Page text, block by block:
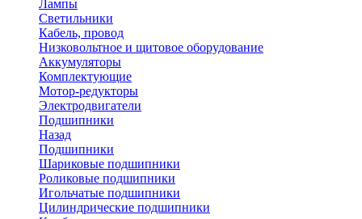
Лампы
Светильники
Кабель, провод
Низковольтное и щитовое оборудование
Аккумуляторы
Комплектующие
Мотор-редукторы
Электродвигатели
Подшипники
Назад
Подшипники
Шариковые подшипники
Роликовые подшипники
Игольчатые подшипники
Цилиндрические подшипники